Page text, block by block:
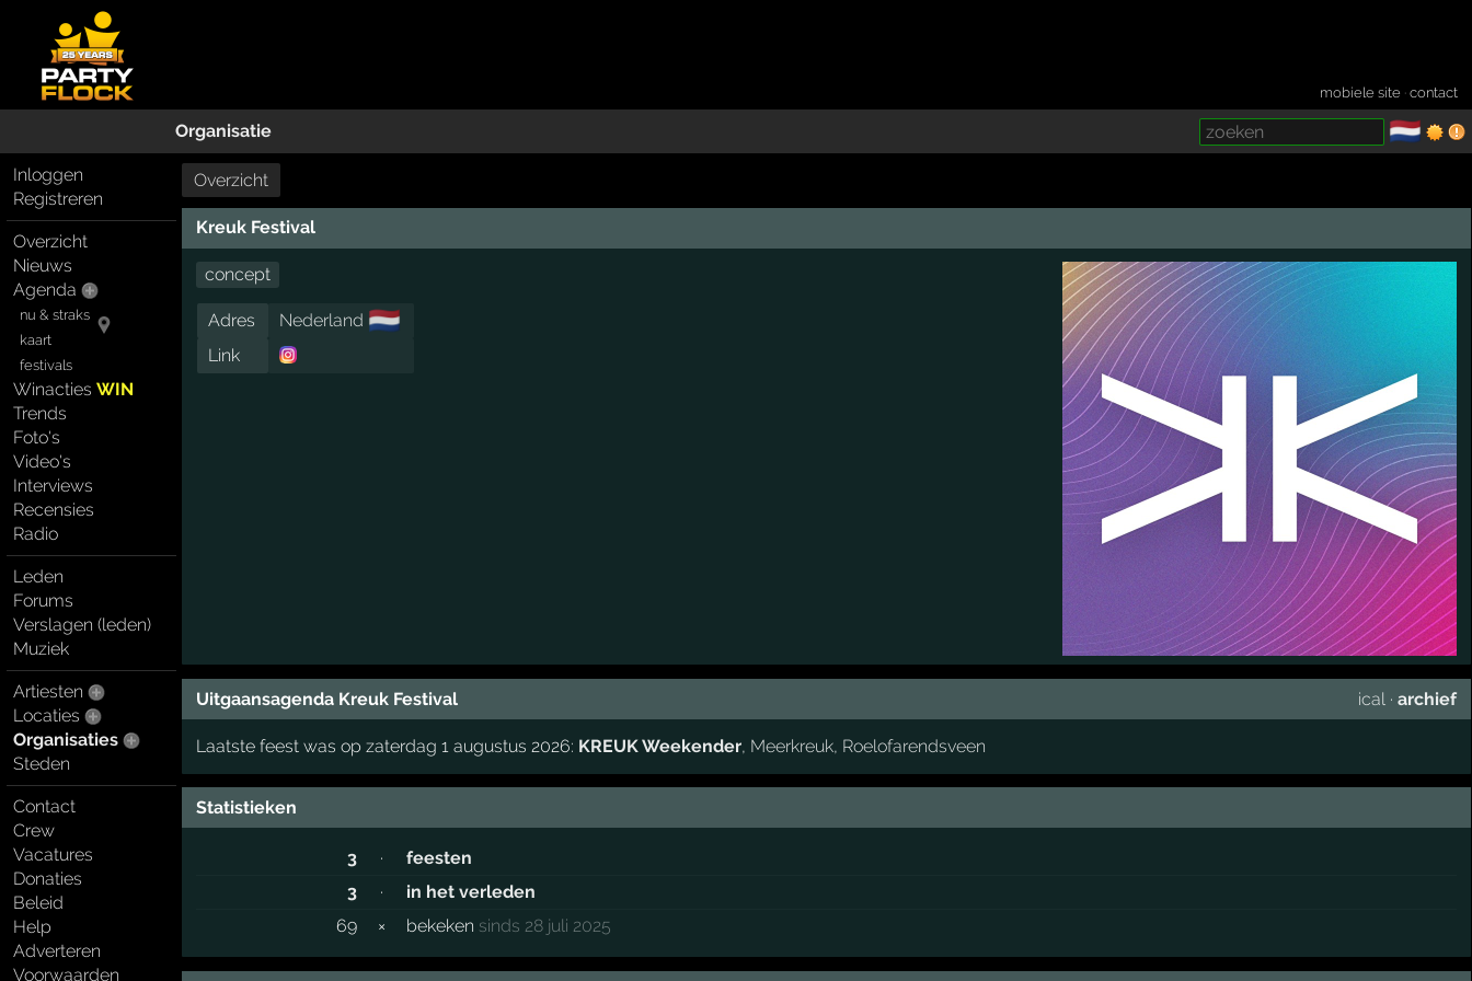
mobiele site ·contact
Organisatie 🇳🇱
Inloggen
Registreren
Overzicht
Nieuws
Agenda
nu & straks
kaart
festivals
WinactiesWIN
Trends
Foto's
Video's
Interviews
Recensies
Radio
Leden
Forums
Verslagen (leden)
Muziek
Artiesten
Locaties
Organisaties
Steden
Contact
Crew
Vacatures
Donaties
Beleid
Help
Adverteren
Voorwaarden
Overzicht
Kreuk Festival
concept
Adres Nederland 🇳🇱
Link
Uitgaansagenda Kreuk Festival ical ·archief
Laatste feest was op zaterdag 1 augustus 2026: KREUK Weekender, Meerkreuk, Roelofarendsveen
Statistieken
3 ·
feesten
3
·
in het verleden
69
× bekeken sinds 28 juli 2025